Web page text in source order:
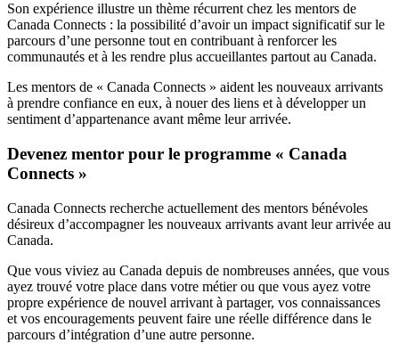
Son expérience illustre un thème récurrent chez les mentors de
Canada Connects : la possibilité d’avoir un impact significatif sur le
parcours d’une personne tout en contribuant à renforcer les
communautés et à les rendre plus accueillantes partout au Canada.
Les mentors de « Canada Connects » aident les nouveaux arrivants
à prendre confiance en eux, à nouer des liens et à développer un
sentiment d’appartenance avant même leur arrivée.
Devenez mentor pour le programme « Canada
Connects »
Canada Connects recherche actuellement des mentors bénévoles
désireux d’accompagner les nouveaux arrivants avant leur arrivée au
Canada.
Que vous viviez au Canada depuis de nombreuses années, que vous
ayez trouvé votre place dans votre métier ou que vous ayez votre
propre expérience de nouvel arrivant à partager, vos connaissances
et vos encouragements peuvent faire une réelle différence dans le
parcours d’intégration d’une autre personne.